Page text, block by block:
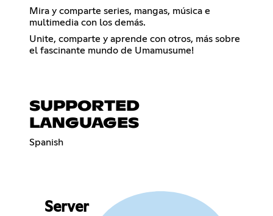
Mira y comparte series, mangas, música e
multimedia con los demás.
Unite, comparte y aprende con otros, más sobre
el fascinante mundo de Umamusume!
SUPPORTED
LANGUAGES
Spanish
Server